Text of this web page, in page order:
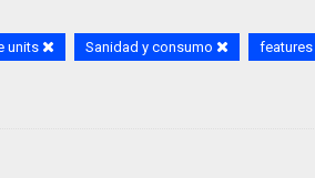
units Sanidad y consumo features